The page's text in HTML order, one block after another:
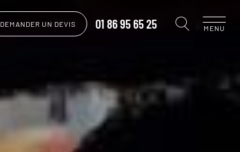
DEMANDER UN DEVIS 01 86 95 65 25 MENU